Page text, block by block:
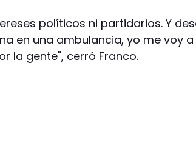
políticos ni partidarios. Y
en una ambulancia, yo me voy
la gente", cerró Franco.